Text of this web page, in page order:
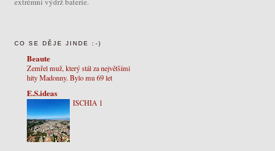
CO SE DĚJE JINDE :-)
Beaute
Zemřel muž, který stál za největšími
hity Madonny. Bylo mu 69 let
E.S.ideas
ISCHIA 1